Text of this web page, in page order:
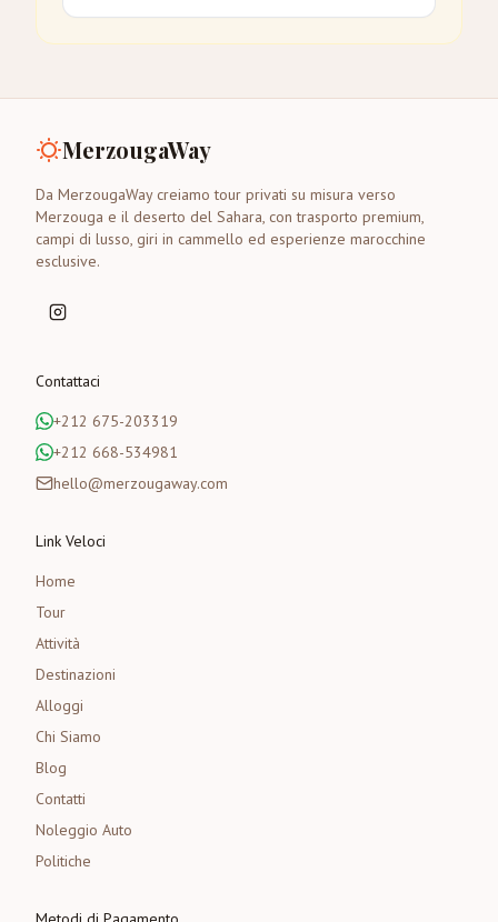
MerzougaWay
Da MerzougaWay creiamo tour privati su misura verso
Merzouga e il deserto del Sahara, con trasporto premium,
campi di lusso, giri in cammello ed esperienze marocchine
esclusive.
Contattaci
+212 675-203319
+212 668-534981
hello@merzougaway.com
Link Veloci
Home
Tour
Attività
Destinazioni
Alloggi
Chi Siamo
Blog
Contatti
Noleggio Auto
Politiche